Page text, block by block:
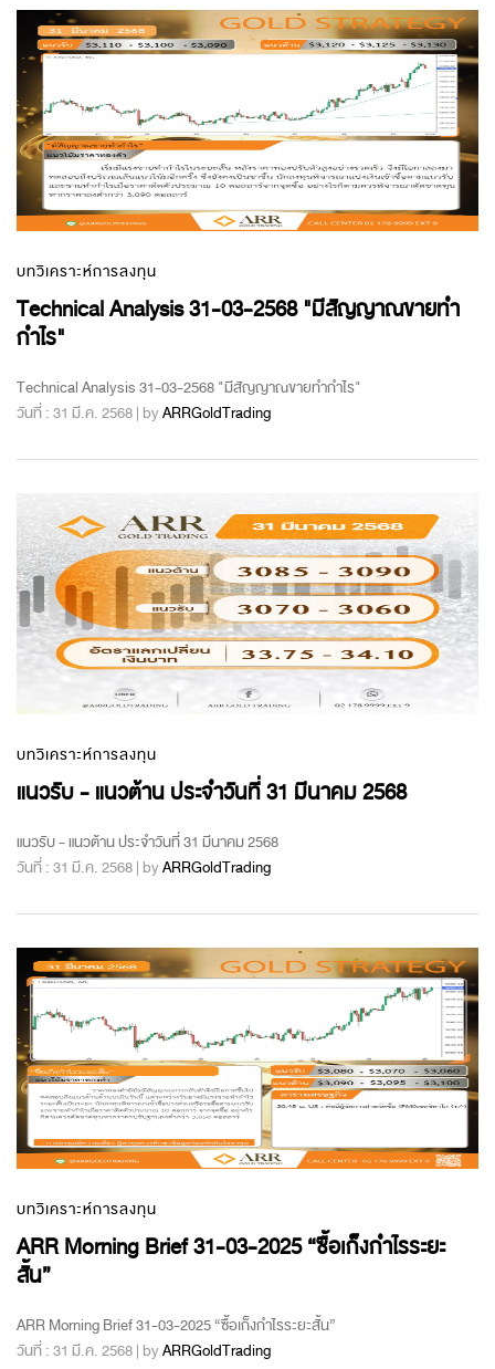
บทวิเคราะห์การลงทุน
Technical Analysis 31-03-2568 "มีสัญญาณขายทำ
กำไร"
Technical Analysis 31-03-2568 "มีสัญญาณขายทำกำไร"
วันที่ : 31 มี.ค. 2568 | byARRGoldTrading
บทวิเคราะห์การลงทุน
แนวรับ - แนวต้าน ประจำวันที่ 31 มีนาคม 2568
แนวรับ - แนวต้าน ประจำวันที่ 31 มีนาคม 2568
วันที่ : 31 มี.ค. 2568 | byARRGoldTrading
บทวิเคราะห์การลงทุน
ARR Morning Brief 31-03-2025 “ซื้อเก็งกำไรระยะ
สั้น”
ARR Morning Brief 31-03-2025 “ซื้อเก็งกำไรระยะสั้น”
วันที่ : 31 มี.ค. 2568 | byARRGoldTrading